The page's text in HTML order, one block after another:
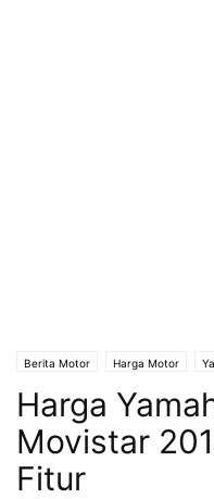
Berita Motor Harga Motor
Harga
Movistar
Fitur